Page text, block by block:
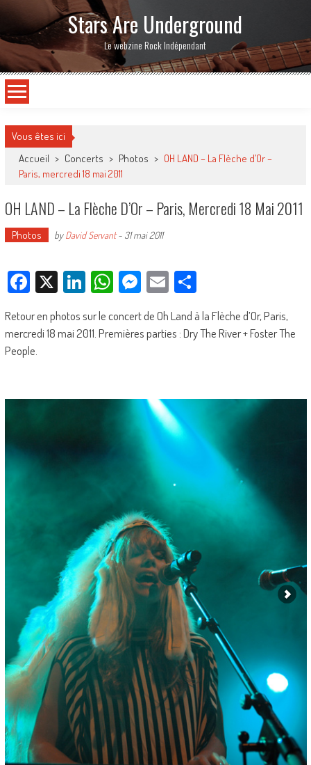
Stars Are Underground
Le webzine Rock Indépendant
Vous êtes ici
Accueil > Concerts > Photos > OH LAND – La Flèche d’Or –
Paris, mercredi 18 mai 2011
OH LAND – La Flèche D’Or – Paris, Mercredi 18 Mai 2011
Photos byDavid Servant- 31 mai 2011
Facebook
X LinkedIn
WhatsApp
Messenger
EmailPartager
Retour en photos sur le concert de Oh Land à la Flèche d’Or, Paris,
mercredi 18 mai 2011. Premières parties : Dry The River + Foster The
People.